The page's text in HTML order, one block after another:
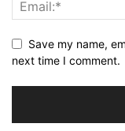
Save my name,
next time I comment.